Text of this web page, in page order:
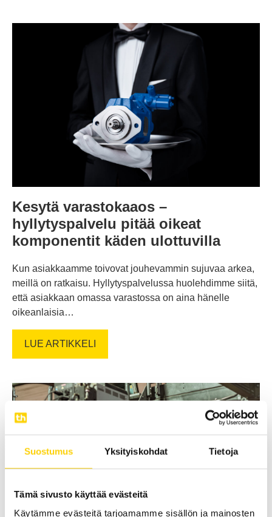
Suostumus Yksityiskohdat Tietoja
Tämä sivusto käyttää evästeitä
Käytämme evästeitä tarjoamamme sisällön ja mainosten
Kesytä varastokaaos –
hyllytyspalvelu pitää oikeat
komponentit käden ulottuvilla
Kun asiakkaamme toivovat jouhevammin sujuvaa arkea,
meillä on ratkaisu. Hyllytyspalvelussa huolehdimme siitä,
että asiakkaan omassa varastossa on aina hänelle
oikeanlaisia…
LUE ARTIKKELI